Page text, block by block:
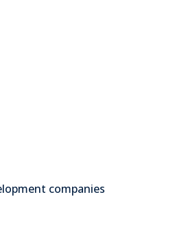
companies